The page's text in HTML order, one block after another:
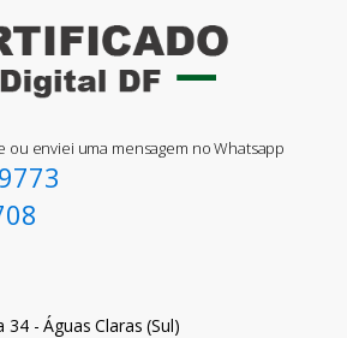
ou enviei uma mensagem no Whatsapp
- Águas Claras (Sul)